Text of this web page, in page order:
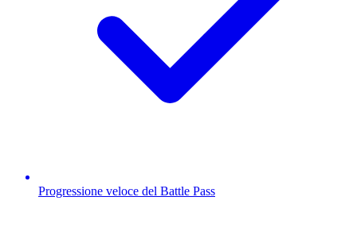
Progressione veloce del Battle Pass